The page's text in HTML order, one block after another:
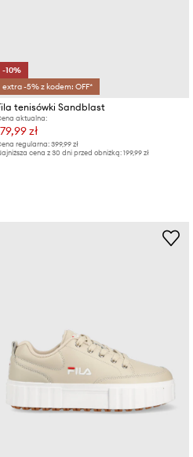
-10%
extra -5% z kodem: OFF*
tenisówki Sandblast
aktualna:
zł
regularna: 399,99 zł
cena z 30 dni przed obniżką: 199,99 zł